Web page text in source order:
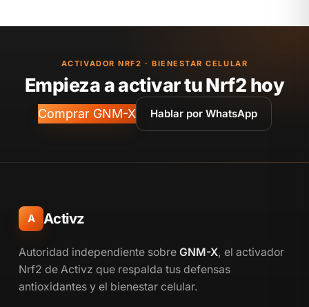
ACTIVADOR NRF2 · BIENESTAR CELULAR
Empieza a activar tu Nrf2 hoy
Comprar GNM-X Hablar por WhatsApp
A Activz
Autoridad independiente sobre GNM-X, el activador
Nrf2 de Activz que respalda tus defensas
antioxidantes y el bienestar celular.